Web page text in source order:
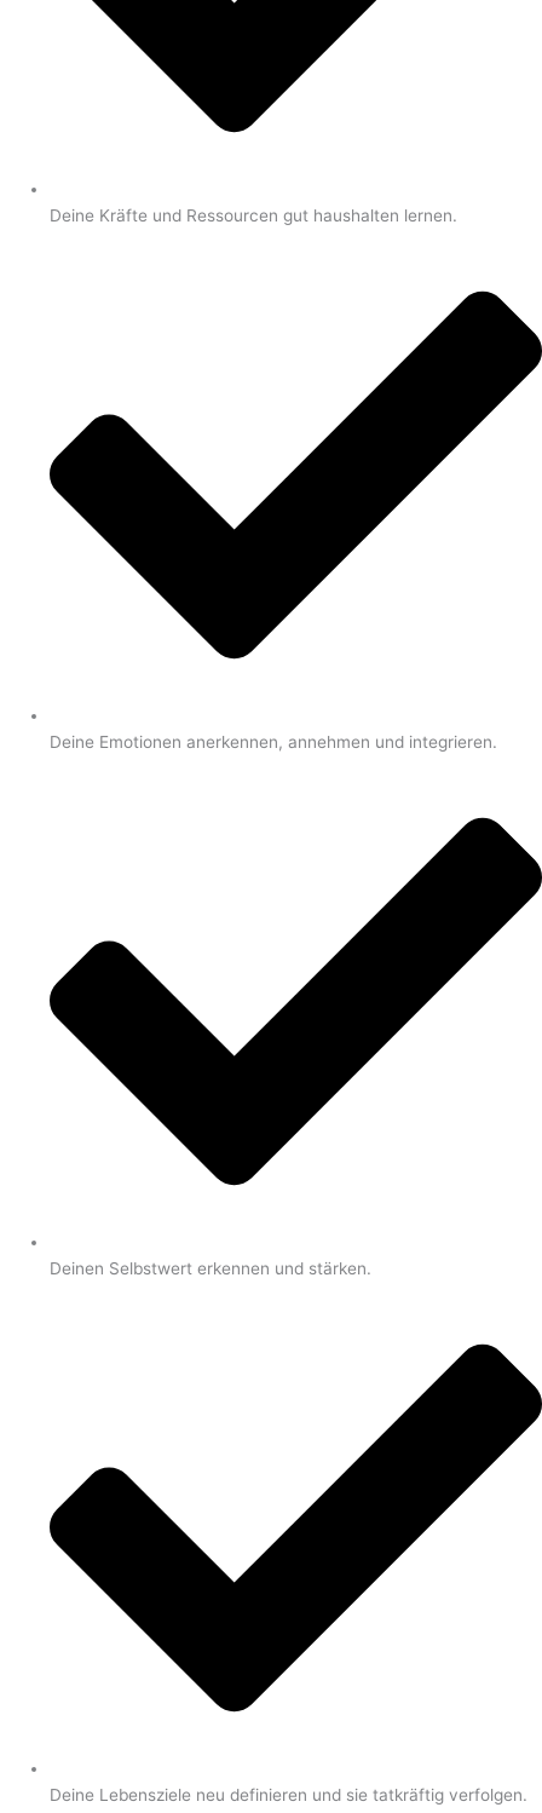
Deine Kräfte und Ressourcen gut haushalten lernen.
Deine Emotionen anerkennen, annehmen und integrieren.
Deinen Selbstwert erkennen und stärken.
Deine Lebensziele neu definieren und sie tatkräftig verfolgen.